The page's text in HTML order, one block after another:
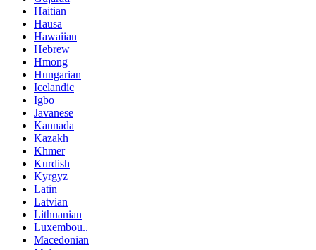
Haitian
Hausa
Hawaiian
Hebrew
Hmong
Hungarian
Icelandic
Igbo
Javanese
Kannada
Kazakh
Khmer
Kurdish
Kyrgyz
Latin
Latvian
Lithuanian
Luxembou..
Macedonian